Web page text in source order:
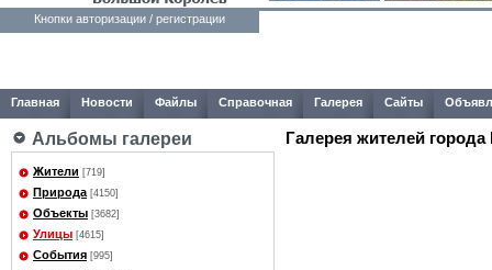
Кнопки авторизации / регистрации
Главная Новости Файлы Справочная Галерея Сайты
Альбомы галереи
Жители [719]
Природа [4150]
Объекты [3682]
Улицы [4615]
События [995]
Галерея жителей города